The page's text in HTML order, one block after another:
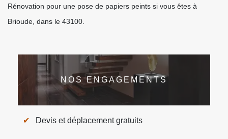
Rénovation pour une pose de papiers peints si vous êtes à
Brioude, dans le 43100.
NOS ENGAGEMENTS
Devis et déplacement gratuits